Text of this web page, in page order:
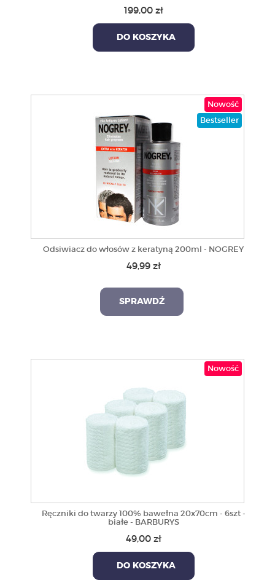
199,00 zł
DO KOSZYKA
Nowość
Bestseller
Odsiwiacz do włosów z keratyną 200ml - NOGREY
49,99 zł
SPRAWDŹ
Nowość
Ręczniki do twarzy 100% bawełna 20x70cm - 6szt -
białe - BARBURYS
49,00 zł
DO KOSZYKA